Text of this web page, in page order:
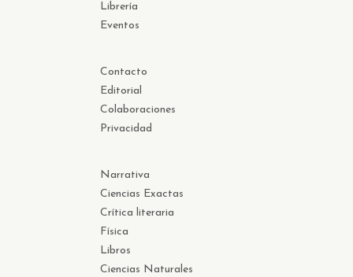
Librería
Eventos
Contacto
Editorial
Colaboraciones
Privacidad
Narrativa
Ciencias Exactas
Crítica literaria
Física
Libros
Ciencias Naturales